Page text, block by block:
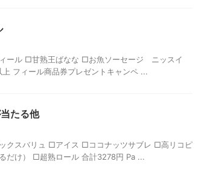
ール □甘熟王ばなな □お魚ソーセージ ニッスイ
フィール商品券プレゼントキャンペ ...
たる他
クスバリュ □アイス □ココナッツサブレ □高リコピ
だけ） □超熟ロール 合計3278円 Pa ...